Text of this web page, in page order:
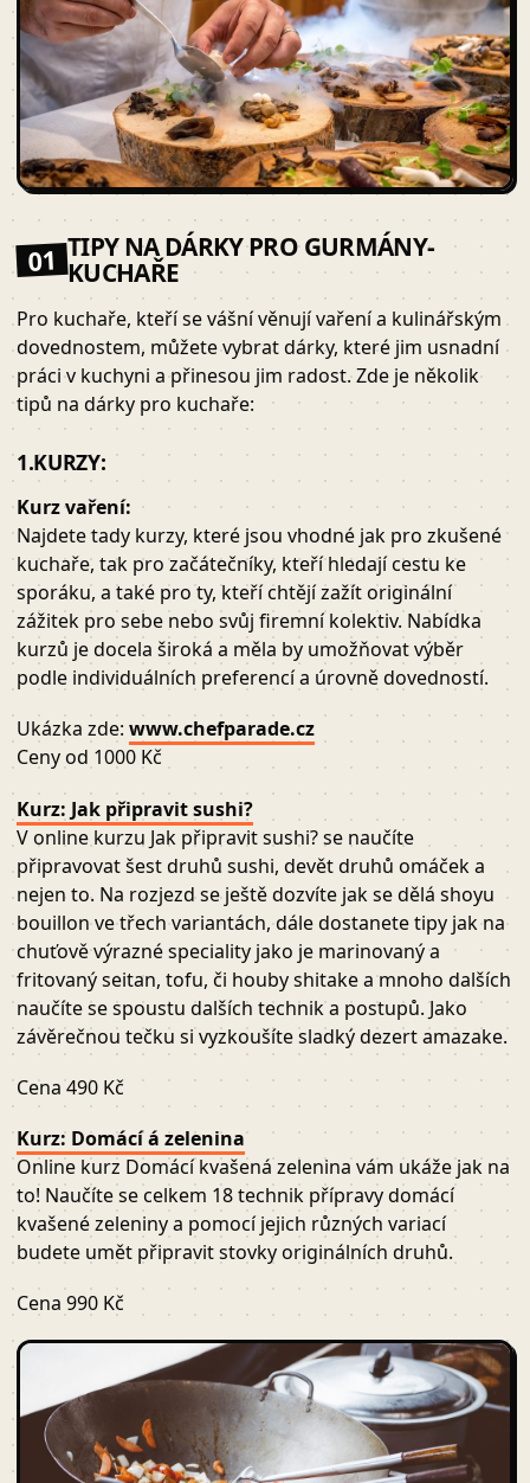
01 TIPY NA DÁRKY PRO GURMÁNY-
KUCHAŘE
Pro kuchaře, kteří se vášní věnují vaření a kulinářským
dovednostem, můžete vybrat dárky, které jim usnadní
práci v kuchyni a přinesou jim radost. Zde je několik
tipů na dárky pro kuchaře:
1.KURZY:
Kurz vaření:
Najdete tady kurzy, které jsou vhodné jak pro zkušené
kuchaře, tak pro začátečníky, kteří hledají cestu ke
sporáku, a také pro ty, kteří chtějí zažít originální
zážitek pro sebe nebo svůj firemní kolektiv. Nabídka
kurzů je docela široká a měla by umožňovat výběr
podle individuálních preferencí a úrovně dovedností.
Ukázka zde: www.chefparade.cz
Ceny od 1000 Kč
Kurz: Jak připravit sushi?
V online kurzu Jak připravit sushi? se naučíte
připravovat šest druhů sushi, devět druhů omáček a
nejen to. Na rozjezd se ještě dozvíte jak se dělá shoyu
bouillon ve třech variantách, dále dostanete tipy jak na
chuťově výrazné speciality jako je marinovaný a
fritovaný seitan, tofu, či houby shitake a mnoho dalších
naučíte se spoustu dalších technik a postupů. Jako
závěrečnou tečku si vyzkoušíte sladký dezert amazake.
Cena 490 Kč
Kurz: Domácí á zelenina
Online kurz Domácí kvašená zelenina vám ukáže jak na
to! Naučíte se celkem 18 technik přípravy domácí
kvašené zeleniny a pomocí jejich různých variací
budete umět připravit stovky originálních druhů.
Cena 990 Kč